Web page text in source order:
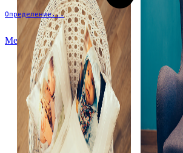
Определение...
Меню